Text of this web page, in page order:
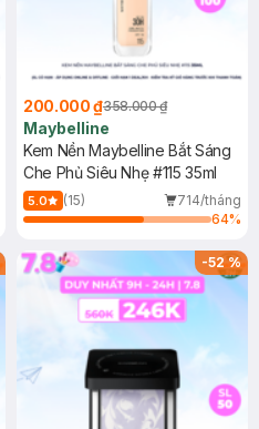
200.000 ₫358.000 ₫
Maybelline
Kem Nền Maybelline Bắt Sáng
Che Phủ Siêu Nhẹ #115 35ml
5.0 (15)
714/tháng
64%
-52%